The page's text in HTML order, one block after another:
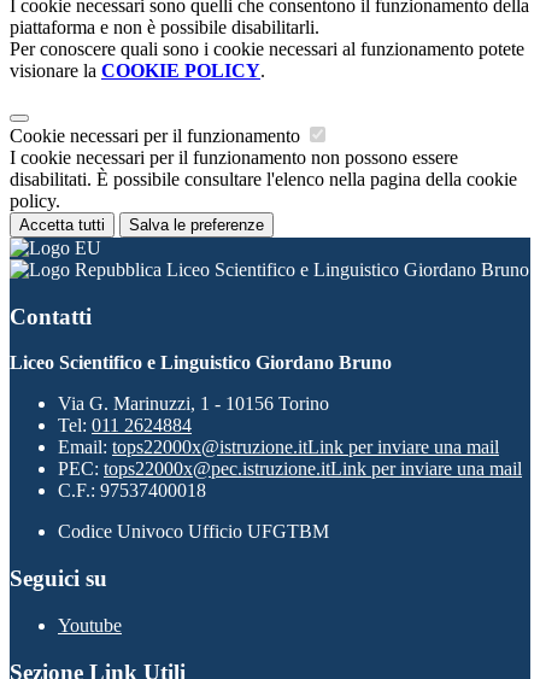
I cookie necessari sono quelli che consentono il funzionamento della
piattaforma e non è possibile disabilitarli.
Per conoscere quali sono i cookie necessari al funzionamento potete
visionare la COOKIE POLICY.
Cookie necessari per il funzionamento
I cookie necessari per il funzionamento non possono essere
disabilitati. È possibile consultare l'elenco nella pagina della cookie
policy.
Accetta tutti Salva le preferenze
Liceo Scientifico e Linguistico Giordano Bruno
Contatti
Liceo Scientifico e Linguistico Giordano Bruno
Via G. Marinuzzi, 1 - 10156 Torino
Tel: 011 2624884
Email: tops22000x@istruzione.itLink per inviare una mail
PEC: tops22000x@pec.istruzione.itLink per inviare una mail
C.F.: 97537400018
Codice Univoco Ufficio UFGTBM
Seguici su
Youtube
Sezione Link Utili